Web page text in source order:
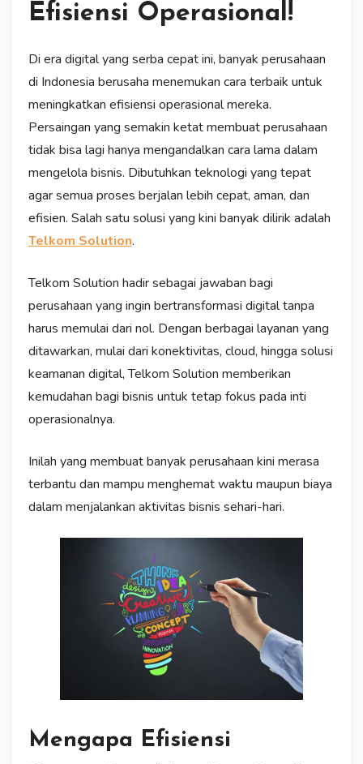
Efisiensi Operasional!
Di era digital yang serba cepat ini, banyak perusahaan
di Indonesia berusaha menemukan cara terbaik untuk
meningkatkan efisiensi operasional mereka.
Persaingan yang semakin ketat membuat perusahaan
tidak bisa lagi hanya mengandalkan cara lama dalam
mengelola bisnis. Dibutuhkan teknologi yang tepat
agar semua proses berjalan lebih cepat, aman, dan
efisien. Salah satu solusi yang kini banyak dilirik adalah
Telkom Solution.
Telkom Solution hadir sebagai jawaban bagi
perusahaan yang ingin bertransformasi digital tanpa
harus memulai dari nol. Dengan berbagai layanan yang
ditawarkan, mulai dari konektivitas, cloud, hingga solusi
keamanan digital, Telkom Solution memberikan
kemudahan bagi bisnis untuk tetap fokus pada inti
operasionalnya.
Inilah yang membuat banyak perusahaan kini merasa
terbantu dan mampu menghemat waktu maupun biaya
dalam menjalankan aktivitas bisnis sehari-hari.
Mengapa Efisiensi